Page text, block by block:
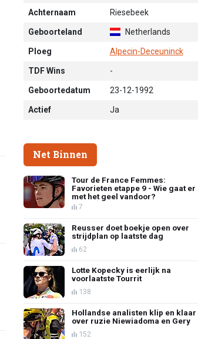
Achternaam Riesebeek
Geboorteland Netherlands
Ploeg Alpecin-Deceuninck
TDF Wins -
Geboortedatum 23-12-1992
Actief Ja
Net Binnen
Tour de France Femmes:
Favorieten etappe 9 - Wie gaat er
met het geel vandoor?
7
Reusser doet boekje open over
strijdplan op laatste dag
62
Lotte Kopecky is eerlijk na
voorlaatste Tourrit
138
Hollandse analisten klip en klaar
over ruzie Niewiadoma en Gery
152